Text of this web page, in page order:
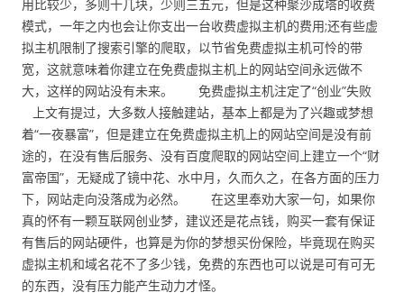
用比较少，多则十几块，少则三五元，但是这种聚沙成塔的收费
模式，一年之内也会让你支出一台收费虚拟主机的费用;还有些虚
拟主机限制了搜索引擎的爬取，以节省免费虚拟主机可怜的带
宽，这就意味着你建立在免费虚拟主机上的网站空间永远做不
大，这样的网站没有未来。 免费虚拟主机注定了“创业”失败
上文有提过，大多数人接触建站，基本上都是为了兴趣或梦想
着“一夜暴富”，但是建立在免费虚拟主机上的网站空间是没有前
途的，在没有售后服务、没有百度爬取的网站空间上建立一个“财
富帝国”，无疑成了镜中花、水中月，久而久之，在各方面的压力
下，网站走向没落成为必然。 在这里奉劝大家一句，如果你
真的怀有一颗互联网创业梦，建议还是花点钱，购买一套有保证
有售后的网站硬件，也算是为你的梦想买份保险，毕竟现在购买
虚拟主机和域名花不了多少钱，免费的东西也可以说是可有可无
的东西，没有压力能产生动力才怪。